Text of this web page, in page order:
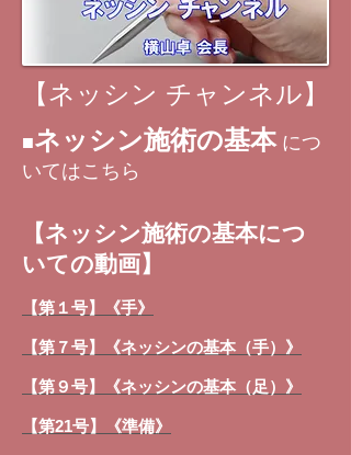
【ネッシン チャンネル】
■ネッシン施術の基本につ
いてはこちら
【ネッシン施術の基本につ
いての動画】
【第１号】《手》
【第７号】《ネッシンの基本（手）》
【第９号】《ネッシンの基本（足）》
【第21号】《準備》